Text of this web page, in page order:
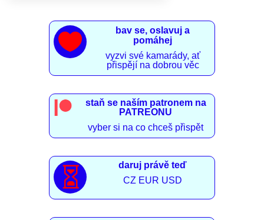

bav se, oslavuj a
pomáhej
vyzvi své kamarády, ať
přispějí na dobrou věc
staň se naším patronem na
PATREONU
vyber si na co chceš přispět

daruj právě teď
CZ EUR USD